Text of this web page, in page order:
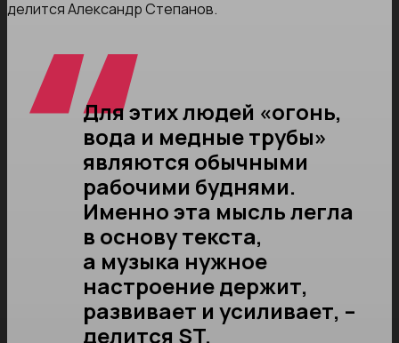
делится Александр Степанов.
Для этих людей «огонь,
вода и медные трубы»
являются обычными
рабочими буднями.
Именно эта мысль легла
в основу текста,
а музыка нужное
настроение держит,
развивает и усиливает, –
делится ST.